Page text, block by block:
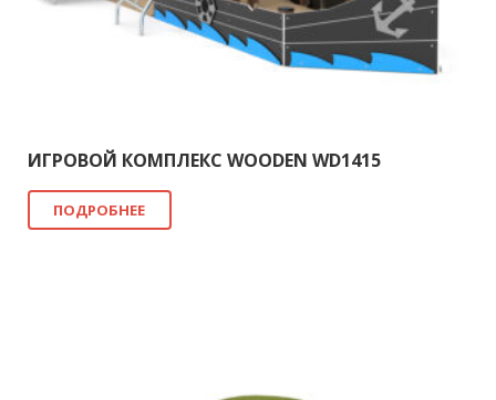
ИГРОВОЙ КОМПЛЕКС WOODEN WD1415
ПОДРОБНЕЕ